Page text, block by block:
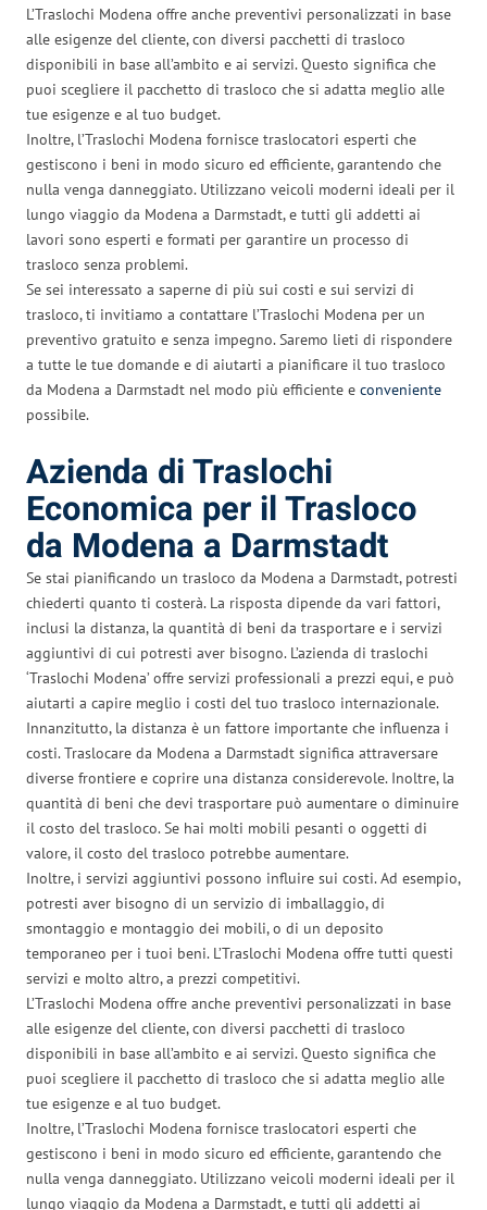
L’Traslochi Modena offre anche preventivi personalizzati in base
alle esigenze del cliente, con diversi pacchetti di trasloco
disponibili in base all’ambito e ai servizi. Questo significa che
puoi scegliere il pacchetto di trasloco che si adatta meglio alle
tue esigenze e al tuo budget.
Inoltre, l’Traslochi Modena fornisce traslocatori esperti che
gestiscono i beni in modo sicuro ed efficiente, garantendo che
nulla venga danneggiato. Utilizzano veicoli moderni ideali per il
lungo viaggio da Modena a Darmstadt, e tutti gli addetti ai
lavori sono esperti e formati per garantire un processo di
trasloco senza problemi.
Se sei interessato a saperne di più sui costi e sui servizi di
trasloco, ti invitiamo a contattare l’Traslochi Modena per un
preventivo gratuito e senza impegno. Saremo lieti di rispondere
a tutte le tue domande e di aiutarti a pianificare il tuo trasloco
da Modena a Darmstadt nel modo più efficiente e conveniente
possibile.
Azienda di Traslochi
Economica per il Trasloco
da Modena a Darmstadt
Se stai pianificando un trasloco da Modena a Darmstadt, potresti
chiederti quanto ti costerà. La risposta dipende da vari fattori,
inclusi la distanza, la quantità di beni da trasportare e i servizi
aggiuntivi di cui potresti aver bisogno. L’azienda di traslochi
‘Traslochi Modena’ offre servizi professionali a prezzi equi, e può
aiutarti a capire meglio i costi del tuo trasloco internazionale.
Innanzitutto, la distanza è un fattore importante che influenza i
costi. Traslocare da Modena a Darmstadt significa attraversare
diverse frontiere e coprire una distanza considerevole. Inoltre, la
quantità di beni che devi trasportare può aumentare o diminuire
il costo del trasloco. Se hai molti mobili pesanti o oggetti di
valore, il costo del trasloco potrebbe aumentare.
Inoltre, i servizi aggiuntivi possono influire sui costi. Ad esempio,
potresti aver bisogno di un servizio di imballaggio, di
smontaggio e montaggio dei mobili, o di un deposito
temporaneo per i tuoi beni. L’Traslochi Modena offre tutti questi
servizi e molto altro, a prezzi competitivi.
L’Traslochi Modena offre anche preventivi personalizzati in base
alle esigenze del cliente, con diversi pacchetti di trasloco
disponibili in base all’ambito e ai servizi. Questo significa che
puoi scegliere il pacchetto di trasloco che si adatta meglio alle
tue esigenze e al tuo budget.
Inoltre, l’Traslochi Modena fornisce traslocatori esperti che
gestiscono i beni in modo sicuro ed efficiente, garantendo che
nulla venga danneggiato. Utilizzano veicoli moderni ideali per il
lungo viaggio da Modena a Darmstadt, e tutti gli addetti ai